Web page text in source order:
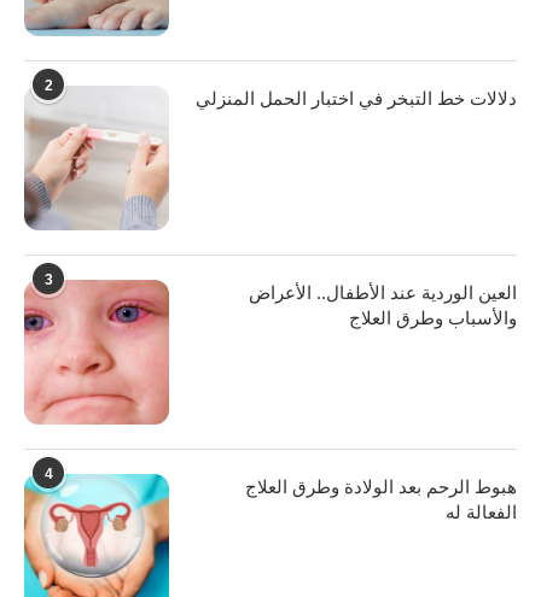
2
دلالات خط التبخر في اختبار الحمل المنزلي
3
العين الوردية عند الأطفال.. الأعراض
والأسباب وطرق العلاج
4
هبوط الرحم بعد الولادة وطرق العلاج
الفعالة له